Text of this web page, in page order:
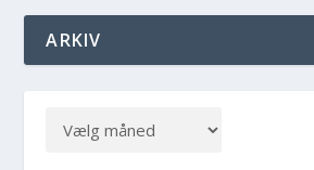
ARKIV